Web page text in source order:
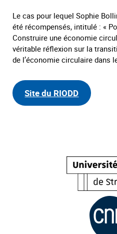
Le cas pour lequel Sophie
été récompensés, intitulé : «
Construire une économie
véritable réflexion sur la
de l’économie circulaire dans
Site du RIODD